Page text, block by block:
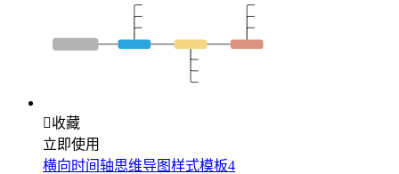
收藏
立即使用
横向时间轴思维导图样式模板4